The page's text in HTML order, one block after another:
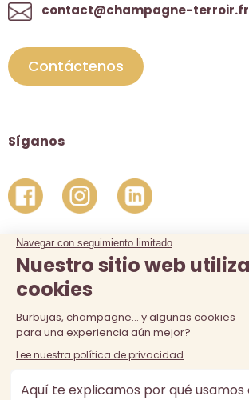
contact@champagne-terroir.fr
Contáctenos
Síganos